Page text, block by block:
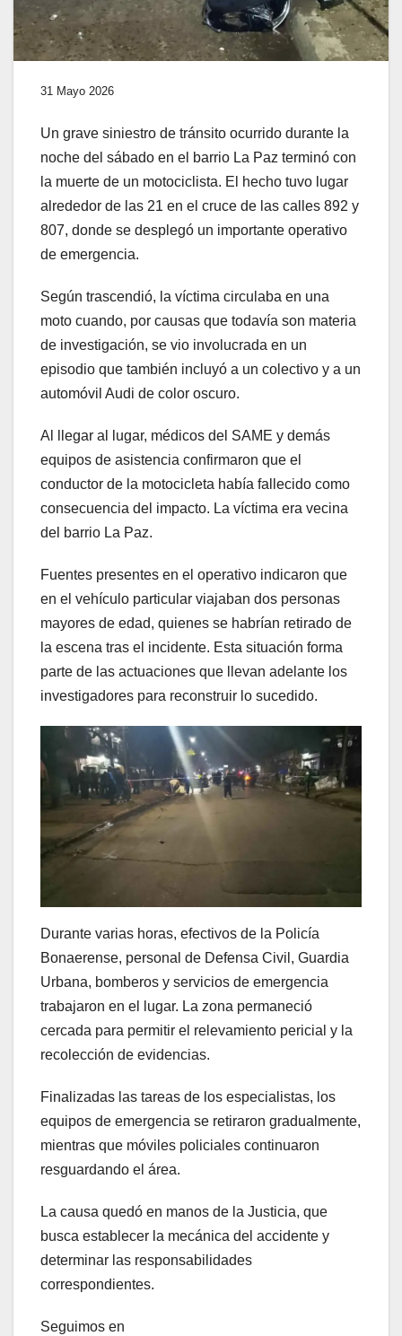
31 Mayo 2026
Un grave siniestro de tránsito ocurrido durante la
noche del sábado en el barrio La Paz terminó con
la muerte de un motociclista. El hecho tuvo lugar
alrededor de las 21 en el cruce de las calles 892 y
807, donde se desplegó un importante operativo
de emergencia.
Según trascendió, la víctima circulaba en una
moto cuando, por causas que todavía son materia
de investigación, se vio involucrada en un
episodio que también incluyó a un colectivo y a un
automóvil Audi de color oscuro.
Al llegar al lugar, médicos del SAME y demás
equipos de asistencia confirmaron que el
conductor de la motocicleta había fallecido como
consecuencia del impacto. La víctima era vecina
del barrio La Paz.
Fuentes presentes en el operativo indicaron que
en el vehículo particular viajaban dos personas
mayores de edad, quienes se habrían retirado de
la escena tras el incidente. Esta situación forma
parte de las actuaciones que llevan adelante los
investigadores para reconstruir lo sucedido.
Durante varias horas, efectivos de la Policía
Bonaerense, personal de Defensa Civil, Guardia
Urbana, bomberos y servicios de emergencia
trabajaron en el lugar. La zona permaneció
cercada para permitir el relevamiento pericial y la
recolección de evidencias.
Finalizadas las tareas de los especialistas, los
equipos de emergencia se retiraron gradualmente,
mientras que móviles policiales continuaron
resguardando el área.
La causa quedó en manos de la Justicia, que
busca establecer la mecánica del accidente y
determinar las responsabilidades
correspondientes.
Seguimos en